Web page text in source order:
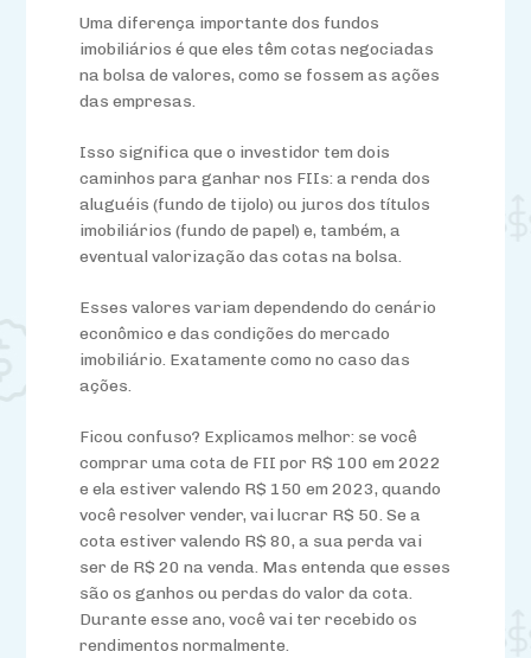
Uma diferença importante dos fundos
imobiliários é que eles têm cotas negociadas
na bolsa de valores, como se fossem as ações
das empresas.
Isso significa que o investidor tem dois
caminhos para ganhar nos FIIs: a renda dos
aluguéis (fundo de tijolo) ou juros dos títulos
imobiliários (fundo de papel) e, também, a
eventual valorização das cotas na bolsa.
Esses valores variam dependendo do cenário
econômico e das condições do mercado
imobiliário. Exatamente como no caso das
ações.
Ficou confuso? Explicamos melhor: se você
comprar uma cota de FII por R$ 100 em 2022
e ela estiver valendo R$ 150 em 2023, quando
você resolver vender, vai lucrar R$ 50. Se a
cota estiver valendo R$ 80, a sua perda vai
ser de R$ 20 na venda. Mas entenda que esses
são os ganhos ou perdas do valor da cota.
Durante esse ano, você vai ter recebido os
rendimentos normalmente.